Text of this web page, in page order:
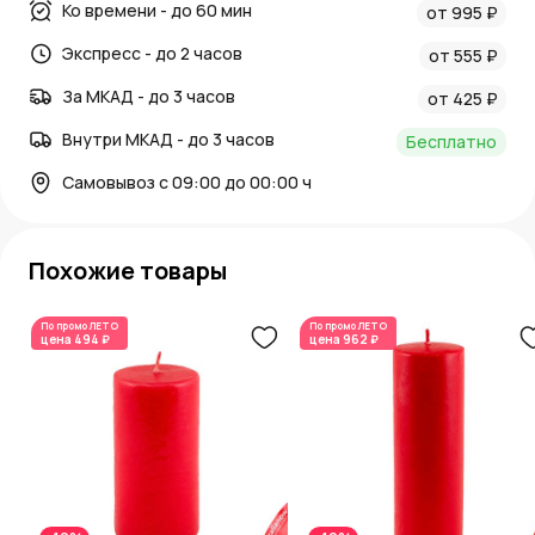
Ко времени - до 60 мин
от 995 ₽
Экспресс - до 2 часов
от 555 ₽
За МКАД - до 3 часов
от 425 ₽
Внутри МКАД - до 3 часов
Бесплатно
Самовывоз с 09:00 до 00:00 ч
Похожие товары
По промоЛЕТО
цена 494 ₽
По промоЛЕТО
цена 962 ₽